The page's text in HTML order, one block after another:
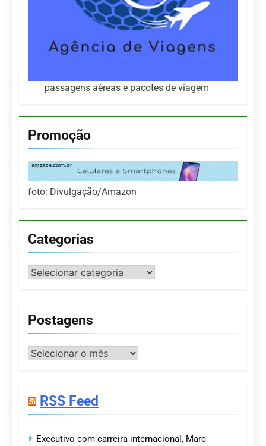
passagens aéreas e pacotes de viagem
Promoção
foto: Divulgação/Amazon
Categorias
Categorias
Postagens
Postagens
RSS Feed
Executivo com carreira internacional, Marc